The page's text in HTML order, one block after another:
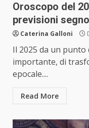
Oroscopo del
previsioni
Caterina Galloni
Il 2025 da un
importante, di
epocale....
Read More